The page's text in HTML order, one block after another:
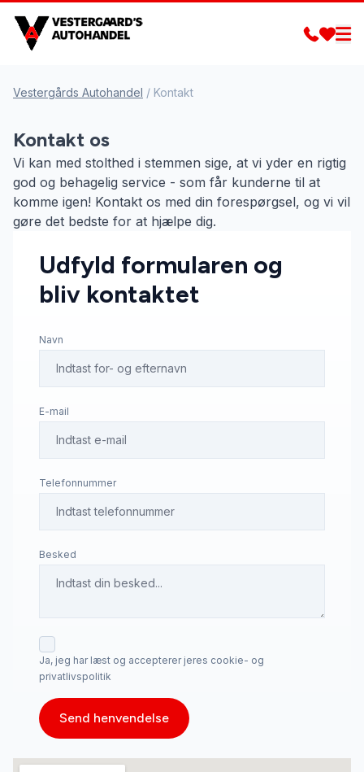
Vestergårds Autohandel / Kontakt
Kontakt os
Vi kan med stolthed i stemmen sige, at vi yder en rigtig
god og behagelig service - som får kunderne til at
komme igen! Kontakt os med din forespørgsel, og vi vil
gøre det bedste for at hjælpe dig.
Udfyld formularen og
bliv kontaktet
Navn
E-mail
Telefonnummer
Besked
Ja, jeg har læst og accepterer jeres cookie- og
privatlivspolitik
Send henvendelse